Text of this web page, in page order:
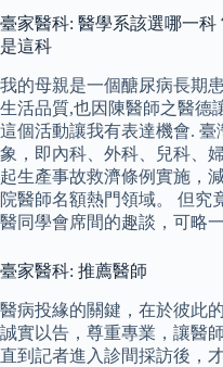
臺家醫科: 醫學系該選哪一
是這科
我的母親是一個醣尿病長期
生活品質,也因陳醫師之醫德
這個活動讓我有表達機會.
象，即內科、外科、兒科、
起生產事故救濟條例實施，
院醫師名額熱門領域。 但究
醫同學會席間的趣談，可略一
臺家醫科: 推薦醫師
醫病投緣的關鍵，在於彼此
誠實以告，尊重專業，讓醫
直到記者進入診間採訪後，